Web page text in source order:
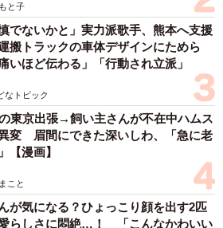
と子
慎でないかと」実力派歌手、熊本へ支援
搬トラックの車体デザインにためら
ほど伝わる」「行動され立派」
なトピック
東京出張→飼い主さんが不在中ハムス
変 眉間にできた深いしわ、「急に老
【漫画】
こと
が気になる？ひょっこり顔を出す2匹
らしさに悶絶…！ 「こんなかわいい